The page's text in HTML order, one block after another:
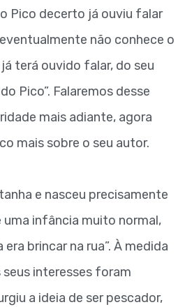
Pico decerto já ouviu falar
não conhece o
terá ouvido falar, do seu
Pico”. Falaremos desse
mais adiante, agora
mais sobre o seu autor.
e nasceu precisamente
uma infância muito normal,
era brincar na rua”. À medida
interesses foram
a ideia de ser pescador,